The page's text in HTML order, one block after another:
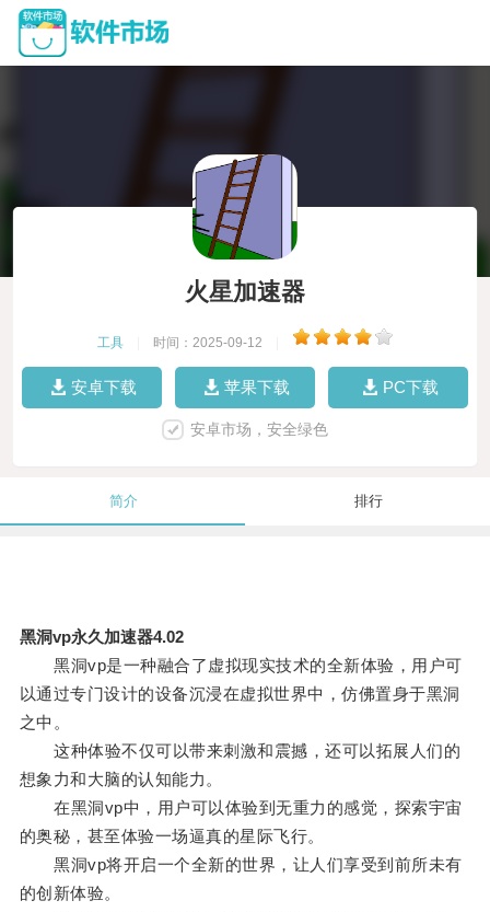
火星加速器
工具 时间：2025-09-12
安卓下载 苹果下载 PC下载
安卓市场，安全绿色
简介 排行
黑洞vp永久加速器4.02
黑洞vp是一种融合了虚拟现实技术的全新体验，用户可
以通过专门设计的设备沉浸在虚拟世界中，仿佛置身于黑洞
之中。
这种体验不仅可以带来刺激和震撼，还可以拓展人们的
想象力和大脑的认知能力。
在黑洞vp中，用户可以体验到无重力的感觉，探索宇宙
的奥秘，甚至体验一场逼真的星际飞行。
黑洞vp将开启一个全新的世界，让人们享受到前所未有
的创新体验。